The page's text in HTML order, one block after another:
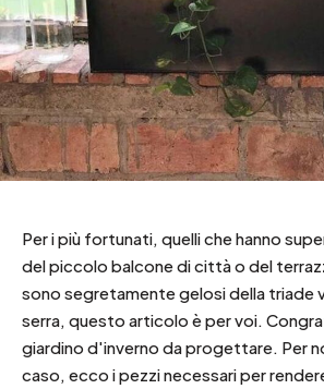
Per i più fortunati, quelli che hanno
del piccolo balcone di città o del
sono segretamente gelosi della triade
serra, questo articolo è per voi.
giardino d'inverno da progettare. Per
caso, ecco i pezzi necessari per